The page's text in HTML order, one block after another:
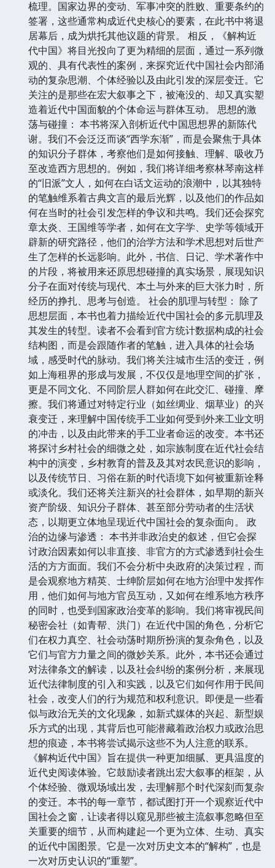
梳理。国家边界的变动、军事冲突的胜败、重要条约的
签署，这些通常构成近代史核心的要素，在此书中将退
居幕后，成为烘托其他议题的背景。 相反，《解构近
代中国》将目光投向了更为精细的层面，通过一系列微
观的、具有代表性的案例，来探究近代中国社会内部涌
动的复杂思潮、个体经验以及由此引发的深层变迁。它
关注的是那些在宏大叙事之下，被淹没的、却又真实塑
造着近代中国面貌的个体命运与群体互动。 思想的激
荡与碰撞： 本书将深入剖析近代中国思想界的新陈代
谢。我们不会泛泛而谈“西学东渐”，而是会聚焦于具体
的知识分子群体，考察他们是如何接触、理解、吸收乃
至改造西方思想的。例如，我们将详细考察林琴南这样
的“旧派”文人，如何在白话文运动的浪潮中，以其独特
的笔触维系着古典文言的最后光辉，以及他们的作品如
何在当时的社会引发怎样的争议和共鸣。我们还会探究
章太炎、王国维等学者，如何在文字学、史学等领域开
辟新的研究路径，他们的治学方法和学术思想对后世产
生了怎样的长远影响。此外，书信、日记、学术著作中
的片段，将被用来还原思想碰撞的真实场景，展现知识
分子在面对传统与现代、本土与外来的巨大张力时，所
经历的挣扎、思考与创造。 社会的肌理与转型： 除了
思想层面，本书也着力描绘近代中国社会的多元肌理及
其发生的转型。读者不会看到官方统计数据构成的社会
结构图，而是会跟随作者的笔触，进入具体的社会场
域，感受时代的脉动。我们将关注城市生活的变迁，例
如上海租界的形成与发展，不仅仅是地理空间的扩张，
更是不同文化、不同阶层人群如何在此交汇、碰撞、摩
擦。我们将通过对特定行业（如丝绸业、烟草业）的兴
衰变迁，来理解中国传统手工业如何受到外来工业文明
的冲击，以及由此带来的手工业者命运的改变。本书还
将探讨乡村社会的细微之处，如宗族制度在近代社会结
构中的演变，乡村教育的普及及其对农民意识的影响，
以及传统节日、习俗在新的时代语境下如何被重新诠释
或淡化。我们还将关注新兴的社会群体，如早期的新兴
资产阶级、知识分子群体、甚至部分劳动者的生活状
态，以期更立体地呈现近代中国社会的复杂面向。 政
治的边缘与渗透： 本书并非政治史的叙述，但它会探
讨政治因素如何以非直接、非官方的方式渗透到社会生
活的方方面面。我们不会分析中央政府的决策过程，而
是会观察地方精英、士绅阶层如何在地方治理中发挥作
用，他们如何与地方官员互动，又如何在维系地方秩序
的同时，也受到国家政治变革的影响。我们将审视民间
秘密会社（如青帮、洪门）在近代中国的角色，分析它
们在权力真空、社会动荡时期所扮演的复杂角色，以及
它们与官方力量之间的微妙关系。此外，本书还会通过
对法律条文的解读，以及社会纠纷的案例分析，来展现
近代法律制度的引入和实践，以及它们如何作用于民间
社会，改变人们的行为规范和权利意识。即便是一些看
似与政治无关的文化现象，如新式媒体的兴起、新型娱
乐方式的出现，其背后也可能潜藏着政治权力或政治思
想的痕迹，本书将尝试揭示这些不为人注意的联系。
《解构近代中国》旨在提供一种更加细腻、更具温度的
近代史阅读体验。它鼓励读者跳出宏大叙事的框架，从
个体经验、微观场域出发，去理解那个时代深刻而复杂
的变迁。本书的每一章节，都试图打开一个观察近代中
国社会之窗，让读者得以窥见那些被主流叙事忽略但至
关重要的细节，从而构建起一个更为立体、生动、真实
的近代中国图景。它是一次对历史文本的“解构”，也是
一次对历史认识的“重塑”。